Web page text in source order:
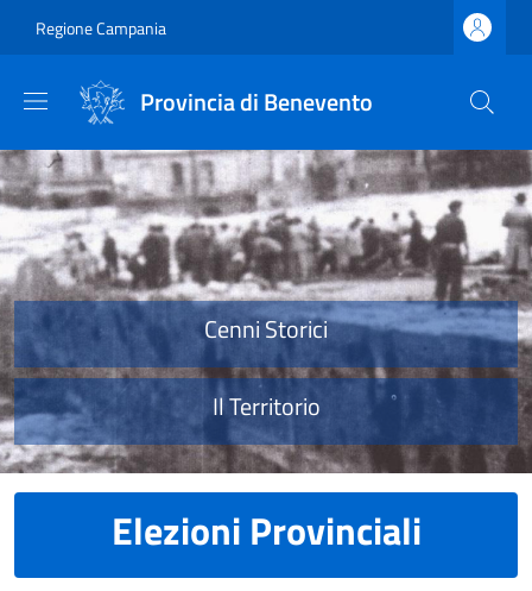
Regione Campania
Provincia di Benevento
Provincia di Benevento
Cenni Storici
Il Territorio
Elezioni Provinciali